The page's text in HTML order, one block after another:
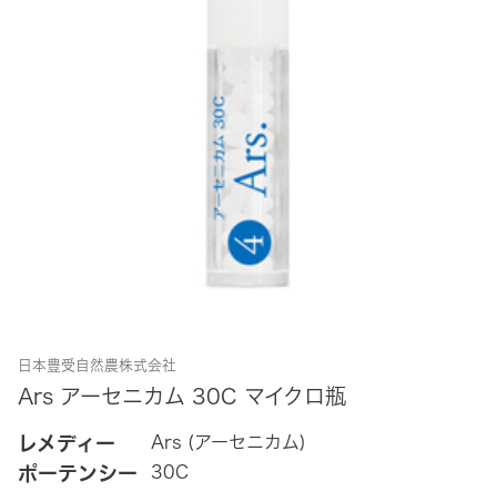
日本豊受自然農株式会社
Ars アーセニカム 30C マイクロ瓶
レメディー Ars (アーセニカム)
ポーテンシー 30C